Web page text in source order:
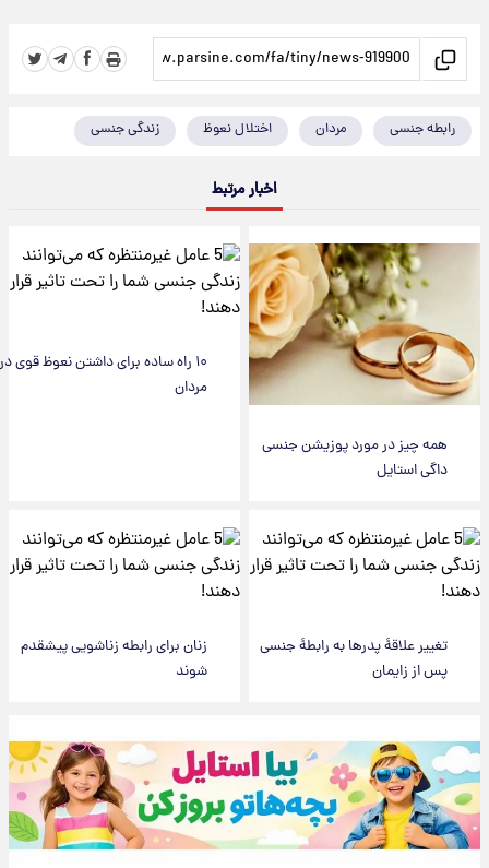
رابطه جنسی مردان اختلال نعوظ زندگی جنسی
اخبار مرتبط
همه چیز در مورد پوزیشن جنسی
داگی استایل
۱۰ راه ساده برای داشتن نعوظ قوی در
مردان
تغییر علاقۀ پدرها به رابطۀ جنسی
پس از زایمان
زنان برای رابطه زناشویی پیشقدم
شوند